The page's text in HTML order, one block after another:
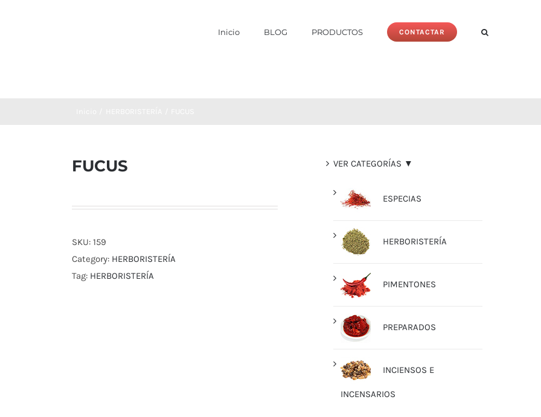
Inicio BLOG PRODUCTOS CONTACTAR
FUCUS
SKU: 159
Category: HERBORISTERÍA
Tag: HERBORISTERÍA
VER CATEGORÍAS ▼
ESPECIAS
HERBORISTERÍA
PIMENTONES
PREPARADOS
INCIENSOS E
INCENSARIOS